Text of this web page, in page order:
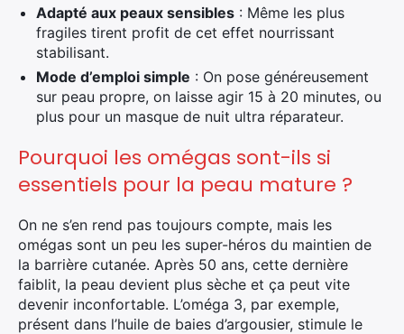
Adapté aux peaux sensibles : Même les plus
fragiles tirent profit de cet effet nourrissant
stabilisant.
Mode d’emploi simple : On pose généreusement
sur peau propre, on laisse agir 15 à 20 minutes, ou
plus pour un masque de nuit ultra réparateur.
Pourquoi les omégas sont-ils si
essentiels pour la peau mature ?
On ne s’en rend pas toujours compte, mais les
omégas sont un peu les super-héros du maintien de
la barrière cutanée. Après 50 ans, cette dernière
faiblit, la peau devient plus sèche et ça peut vite
devenir inconfortable. L’oméga 3, par exemple,
présent dans l’huile de baies d’argousier, stimule le